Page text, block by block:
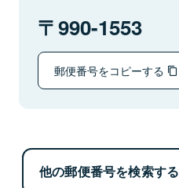
990-1553
郵便番号をコピーする
他の郵便番号を検索する